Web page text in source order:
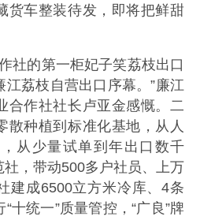
货车整装待发，即将把鲜甜
社的第一柜妃子笑荔枝出口
荔枝自营出口序幕。”廉江
合作社社长卢亚金感慨。二
散种植到标准化基地，从人
从少量试单到年出口数千
，带动500多户社员、上万
建成6500立方米冷库、4条
十统一”质量管控，“广良”牌